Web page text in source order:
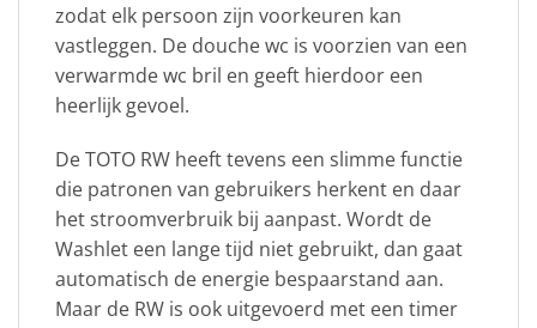
zodat elk persoon zijn voorkeuren kan
vastleggen. De douche wc is voorzien van een
verwarmde wc bril en geeft hierdoor een
heerlijk gevoel.
De TOTO RW heeft tevens een slimme functie
die patronen van gebruikers herkent en daar
het stroomverbruik bij aanpast. Wordt de
Washlet een lange tijd niet gebruikt, dan gaat
automatisch de energie bespaarstand aan.
Maar de RW is ook uitgevoerd met een timer